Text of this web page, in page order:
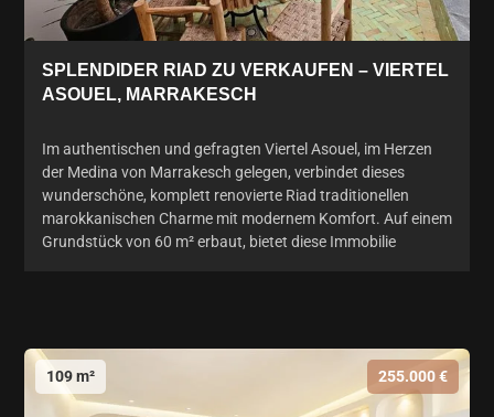
SPLENDIDER RIAD ZU VERKAUFEN – VIERTEL
ASOUEL, MARRAKESCH
Im authentischen und gefragten Viertel Asouel, im Herzen
der Medina von Marrakesch gelegen, verbindet dieses
wunderschöne, komplett renovierte Riad traditionellen
marokkanischen Charme mit modernem Komfort. Auf einem
Grundstück von 60 m² erbaut, bietet diese Immobilie
109 m² 255.000 €